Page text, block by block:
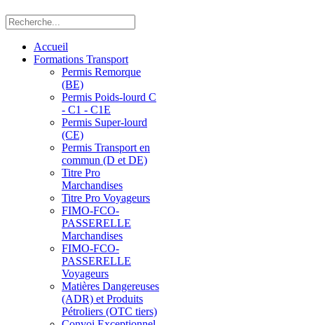
Accueil
Formations Transport
Permis Remorque
(BE)
Permis Poids-lourd C
- C1 - C1E
Permis Super-lourd
(CE)
Permis Transport en
commun (D et DE)
Titre Pro
Marchandises
Titre Pro Voyageurs
FIMO-FCO-
PASSERELLE
Marchandises
FIMO-FCO-
PASSERELLE
Voyageurs
Matières Dangereuses
(ADR) et Produits
Pétroliers (OTC tiers)